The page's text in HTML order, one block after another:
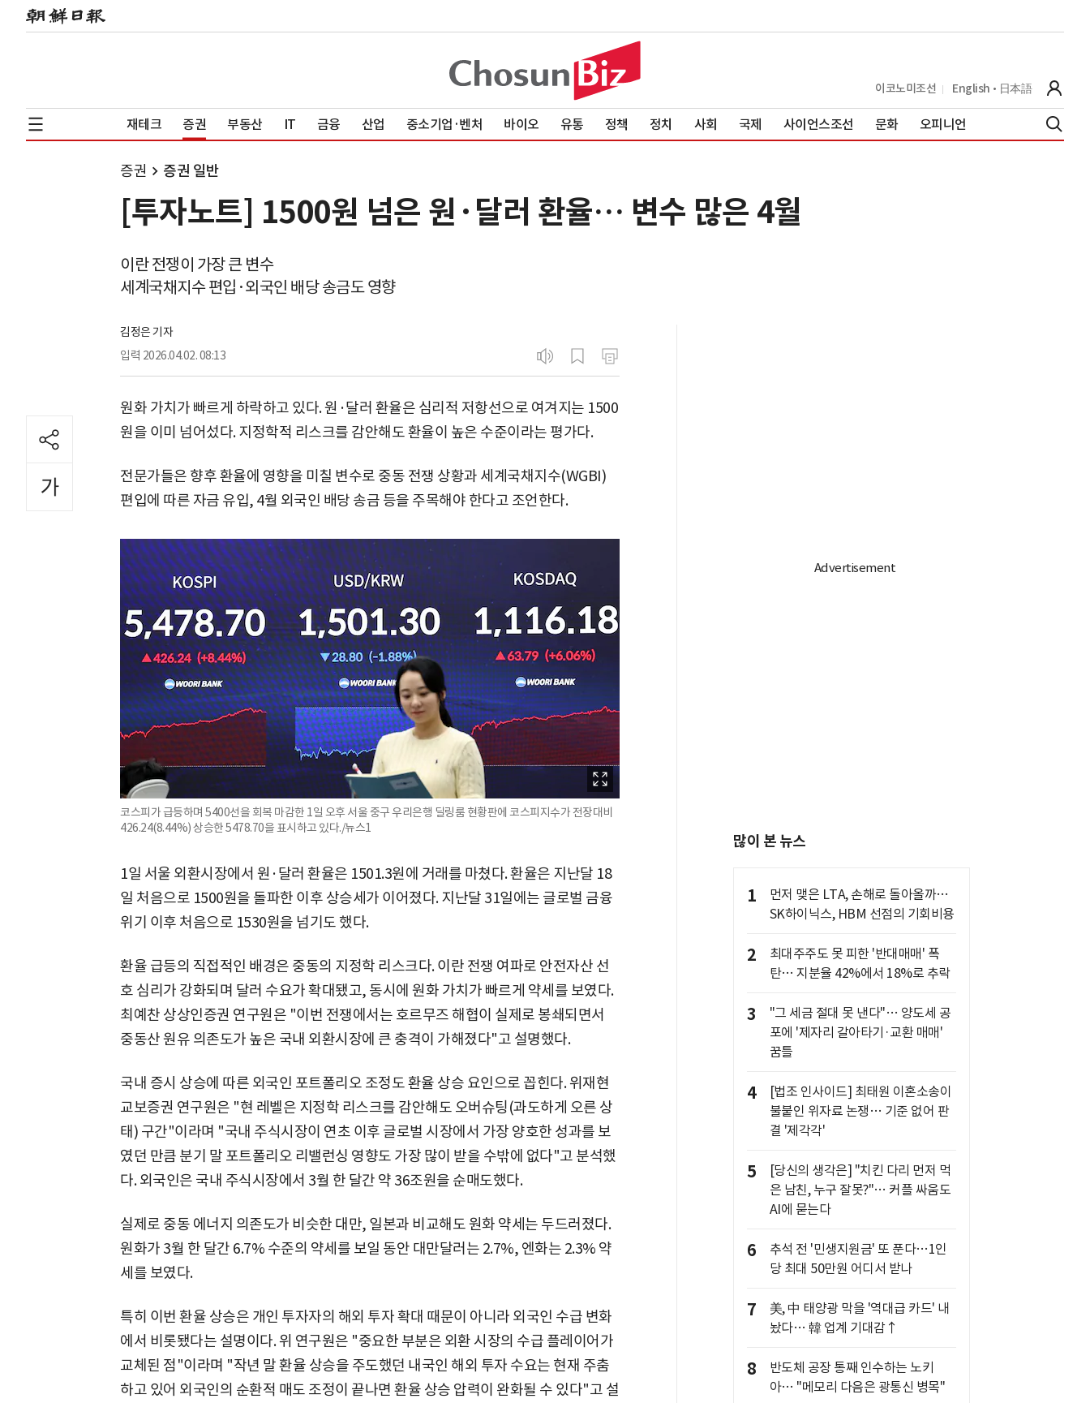
이코노미조선 English 日本語
재테크 증권 부동산 IT 금융 산업 중소기업·벤처 바이오 유통 정책 정치 사회 국제 사이언스조선 문화 오피니언
증권 증권 일반
[투자노트] 1500원 넘은 원·달러 환율… 변수 많은 4월
이란 전쟁이 가장 큰 변수
세계국채지수 편입·외국인 배당 송금도 영향
김정은 기자
입력 2026.04.02. 08:13
원화 가치가 빠르게 하락하고 있다. 원·달러 환율은 심리적 저항선으로 여겨지는 1500
원을 이미 넘어섰다. 지정학적 리스크를 감안해도 환율이 높은 수준이라는 평가다.
전문가들은 향후 환율에 영향을 미칠 변수로 중동 전쟁 상황과 세계국채지수(WGBI)
편입에 따른 자금 유입, 4월 외국인 배당 송금 등을 주목해야 한다고 조언한다.
코스피가 급등하며 5400선을 회복 마감한 1일 오후 서울 중구 우리은행 딜링룸 현황판에 코스피지수가 전장대비
426.24(8.44%) 상승한 5478.70을 표시하고 있다./뉴스1
1일 서울 외환시장에서 원·달러 환율은 1501.3원에 거래를 마쳤다. 환율은 지난달 18
일 처음으로 1500원을 돌파한 이후 상승세가 이어졌다. 지난달 31일에는 글로벌 금융
위기 이후 처음으로 1530원을 넘기도 했다.
환율 급등의 직접적인 배경은 중동의 지정학 리스크다. 이란 전쟁 여파로 안전자산 선
호 심리가 강화되며 달러 수요가 확대됐고, 동시에 원화 가치가 빠르게 약세를 보였다.
최예찬 상상인증권 연구원은 "이번 전쟁에서는 호르무즈 해협이 실제로 봉쇄되면서
중동산 원유 의존도가 높은 국내 외환시장에 큰 충격이 가해졌다"고 설명했다.
국내 증시 상승에 따른 외국인 포트폴리오 조정도 환율 상승 요인으로 꼽힌다. 위재현
교보증권 연구원은 "현 레벨은 지정학 리스크를 감안해도 오버슈팅(과도하게 오른 상
태) 구간"이라며 "국내 주식시장이 연초 이후 글로벌 시장에서 가장 양호한 성과를 보
였던 만큼 분기 말 포트폴리오 리밸런싱 영향도 가장 많이 받을 수밖에 없다"고 분석했
다. 외국인은 국내 주식시장에서 3월 한 달간 약 36조원을 순매도했다.
실제로 중동 에너지 의존도가 비슷한 대만, 일본과 비교해도 원화 약세는 두드러졌다.
원화가 3월 한 달간 6.7% 수준의 약세를 보일 동안 대만달러는 2.7%, 엔화는 2.3% 약
세를 보였다.
특히 이번 환율 상승은 개인 투자자의 해외 투자 확대 때문이 아니라 외국인 수급 변화
에서 비롯됐다는 설명이다. 위 연구원은 "중요한 부분은 외환 시장의 수급 플레이어가
교체된 점"이라며 "작년 말 환율 상승을 주도했던 내국인 해외 투자 수요는 현재 주춤
하고 있어 외국인의 순환적 매도 조정이 끝나면 환율 상승 압력이 완화될 수 있다"고 설
많이 본 뉴스
1
먼저 맺은 LTA, 손해로 돌아올까…
SK하이닉스, HBM 선점의 기회비용
2
최대주주도 못 피한 '반대매매' 폭
탄… 지분율 42%에서 18%로 추락
3
"그 세금 절대 못 낸다"… 양도세 공
포에 '제자리 갈아타기·교환 매매'
꿈틀
4
[법조 인사이드] 최태원 이혼소송이
불붙인 위자료 논쟁… 기준 없어 판
결 '제각각'
5
[당신의 생각은] "치킨 다리 먼저 먹
은 남친, 누구 잘못?"… 커플 싸움도
AI에 묻는다
6
추석 전 '민생지원금' 또 푼다…1인
당 최대 50만원 어디서 받나
7
美, 中 태양광 막을 '역대급 카드' 내
놨다… 韓 업계 기대감↑
8
반도체 공장 통째 인수하는 노키
아… "메모리 다음은 광통신 병목"